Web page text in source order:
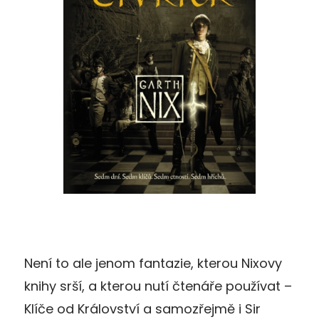
Není to ale jenom fantazie, kterou Nixovy
knihy srší, a kterou nutí čtenáře používat –
Klíče od Království a samozřejmě i Sir